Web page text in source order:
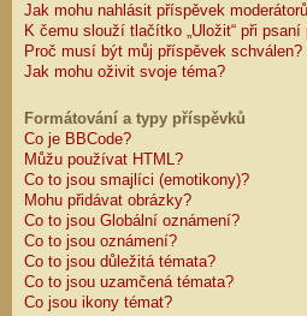
Jak mohu nahlásit příspěvek
K čemu slouží tlačítko „Uložit“ při psaní
Proč musí být můj příspěvek schválen?
Jak mohu oživit svoje téma?
Formátování a typy příspěvků
Co je BBCode?
Můžu používat HTML?
Co to jsou smajlíci (emotikony)?
Mohu přidávat obrázky?
Co to jsou Globální oznámení?
Co to jsou oznámení?
Co to jsou důležitá témata?
Co to jsou uzamčená témata?
Co jsou ikony témat?